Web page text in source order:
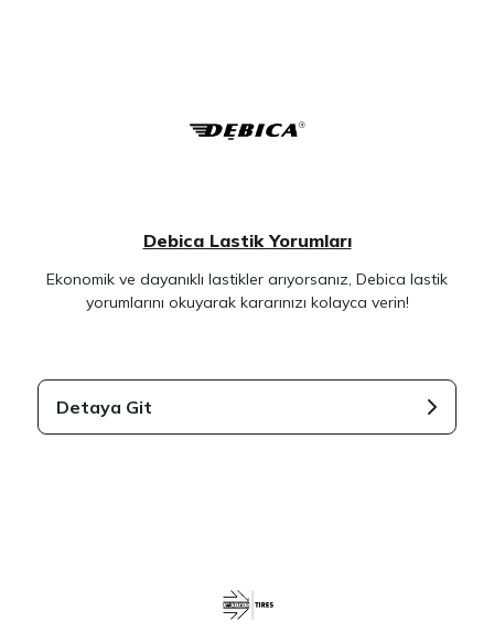
Debica Lastik Yorumları
Ekonomik ve dayanıklı lastikler arıyorsanız, Debica lastik
yorumlarını okuyarak kararınızı kolayca verin!
Detaya Git